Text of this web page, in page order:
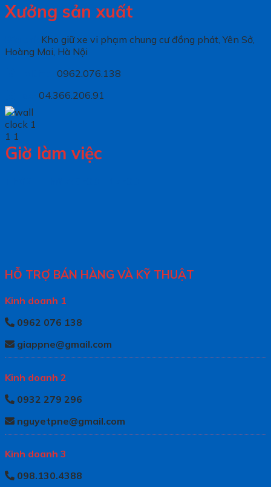
Xưởng sản xuất
Kho giữ xe vi phạm chung cư đồng phát, Yên Sở,
Hoàng Mai, Hà Nội
0962.076.138
04.366.206.91
Giờ làm việc
HỖ TRỢ BÁN HÀNG VÀ KỸ THUẬT
Kinh doanh 1
0962 076 138
giappne@gmail.com
Kinh doanh 2
0932 279 296
nguyetpne@gmail.com
Kinh doanh 3
098.130.4388